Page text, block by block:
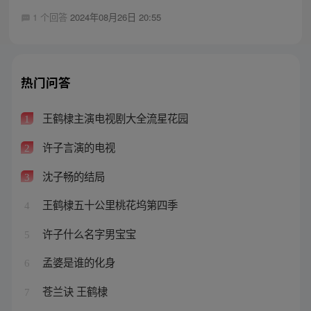
1 个回答 2024年08月26日 20:55
热门问答
1 王鹤棣主演电视剧大全流星花园
2 许子言演的电视
3 沈子畅的结局
4 王鹤棣五十公里桃花坞第四季
5 许子什么名字男宝宝
6 孟婆是谁的化身
7 苍兰诀 王鹤棣